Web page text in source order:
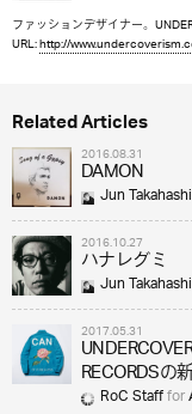
ファッションデザイナー。
URL:http://
Related Articles
2016.08.31
DAMON
Jun Takahashi
2016.10.27
ハナレグミ
Jun Takahashi
2017.05.31
RECORDSの
RoC Stafffor